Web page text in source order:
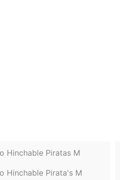
Hinchable Piratas M
Hinchable Pirata's M